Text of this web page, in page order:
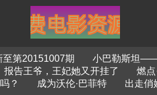
第20151007期 小巴勒斯坦
报告王爷，王妃她又开挂了 燃
？ 成为沃伦·巴菲特 出走俏